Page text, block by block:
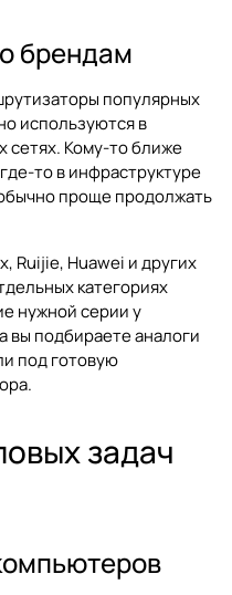
брендам
популярных
используются в
сетях. Кому-то ближе
то в инфраструктуре
проще продолжать
, Ruijie, Huawei и других
категориях
нужной серии у
вы подбираете аналоги
под готовую
задач